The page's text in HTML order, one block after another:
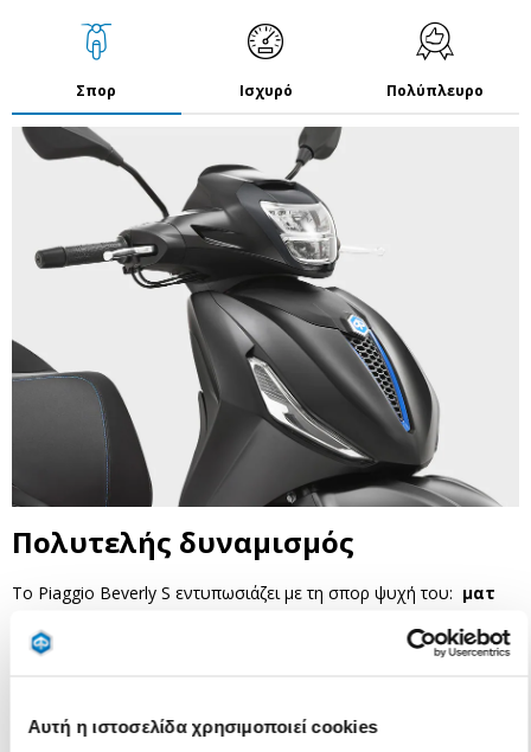
Αυτή η ιστοσελίδα χρησιμοποιεί cookies
Σπορ Ισχυρό Πολύπλευρο
Πολυτελής δυναμισμός
Το Piaggio Beverly S εντυπωσιάζει με τη σπορ ψυχή του: ματ
διακρίνεται σε λεπτομέρειες όπως
οι τροχοί, η πίσω χειρολαβή και τα πλαίσια του πίνακα οργάνων
«S», τον μπροστινό τροχό και την χαρακτηριστική μπροστινή